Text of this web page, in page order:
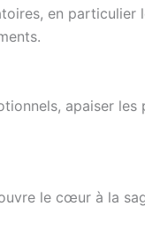
en particulier
apaiser les
le cœur à la